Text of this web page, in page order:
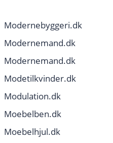
Modernebyggeri.dk
Modernemand.dk
Modernemand.dk
Modetilkvinder.dk
Modulation.dk
Moebelben.dk
Moebelhjul.dk